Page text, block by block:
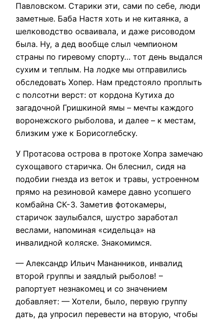
Павловском. Старики эти, сами по себе, люди
заметные. Баба Настя хоть и не китаянка, а
шелководство осваивала, и даже рисоводом
была. Ну, а дед вообще слыл чемпионом
страны по гиревому спорту… тот день выдался
сухим и теплым. На лодке мы отправились
обследовать Хопер. Нам предстояло проплыть
с полсотни верст: от кордона Кутиха до
загадочной Гришкиной ямы – мечты каждого
воронежского рыболова, и далее – к местам,
близким уже к Борисоглебску.
У Протасова острова в протоке Хопра замечаю
сухощавого старичка. Он блеснил, сидя на
подобии гнезда из веток и травы, устроенном
прямо на резиновой камере давно усопшего
комбайна СК-3. Заметив фотокамеры,
старичок заулыбался, шустро заработал
веслами, напоминая «сидельца» на
инвалидной коляске. Знакомимся.
— Александр Ильич Мананников, инвалид
второй группы и заядлый рыболов! –
рапортует незнакомец и со значением
добавляет: — Хотели, было, первую группу
дать, да упросил перевести на вторую, чтобы